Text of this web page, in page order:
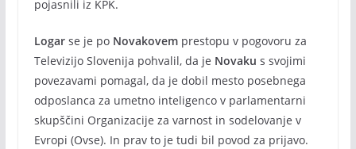
pojasnili iz KPK.
Logarse je po Novakovemprestopu v pogovoru za
Televizijo Slovenija pohvalil, da je Novaku s svojimi
povezavami pomagal, da je dobil mesto posebnega
odposlanca za umetno inteligenco v parlamentarni
skupščini Organizacije za varnost in sodelovanje v
Evropi (Ovse). In prav to je tudi bil povod za prijavo.